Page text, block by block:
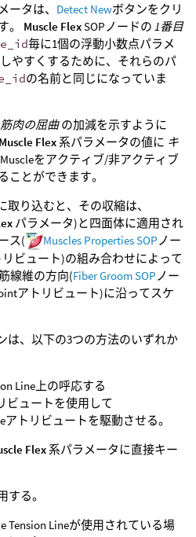
ータは、 Detect Newボタンをクリ
。 Muscle FlexSOPノードの 1番目
毎に1個の浮動小数点パラメ
やすくするために、それらのパ
の名前と同じになっていま
筋肉の屈曲の加減を示すように
Muscle Flex 系パラメータの値に キ
をアクティブ/非アクティブ
ことができます。
取り込むと、その収縮は、
パラメータ)と四面体に適用され
ス(
Muscles Properties SOP ノー
リビュート)の組み合わせによって
線維の方向(Fiber Groom SOPノー
アトリビュート)に沿ってスケ
は、以下の3つの方法のいずれか
Line上の呼応する
ビュートを使用して
アトリビュートを駆動させる。
Flex 系パラメータに直接キー
する。
Tension Lineが使用されている場